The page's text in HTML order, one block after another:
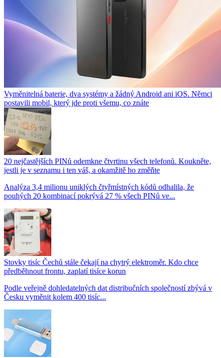
Vyměnitelná baterie, dva systémy a žádný Android ani iOS. Němci
postavili mobil, který jde proti všemu, co znáte
20 nejčastějších PINů odemkne čtvrtinu všech telefonů. Koukněte,
jestli je v seznamu i ten váš, a okamžitě ho změňte
Analýza 3,4 milionu uniklých čtyřmístných kódů odhalila, že
pouhých 20 kombinací pokrývá 27 % všech PINů ve...
Stovky tisíc Čechů stále čekají na chytrý elektroměr. Kdo chce
předběhnout frontu, zaplatí tisíce korun
Podle veřejně dohledatelných dat distribučních společností zbývá v
Česku vyměnit kolem 400 tisíc...